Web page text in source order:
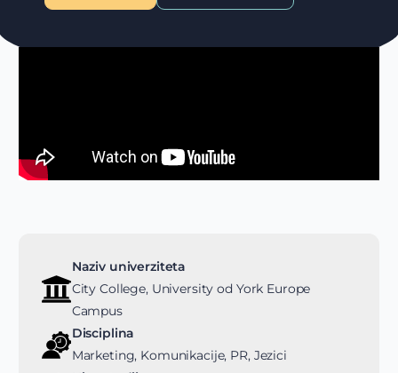
Naziv univerziteta
City College, University od York Europe
Campus
Disciplina
Marketing, Komunikacije, PR, Jezici